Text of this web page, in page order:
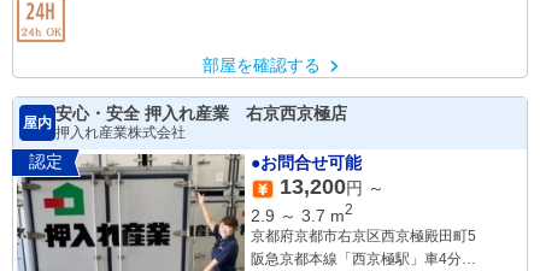
部屋を確認する
屋内
安心・安全 押入れ産業 右京西京極店
押入れ産業株式会社
認定 ●お問合せ可能
13,200円 ～
2.9 ～ 3.7 m2
京都府京都市右京区西京極殿田町5
阪急京都本線「西京極駅」車4分